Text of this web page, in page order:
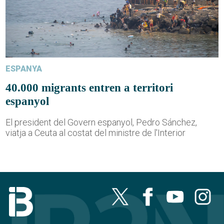
ESPANYA
40.000 migrants entren a territori
espanyol
El president del Govern espanyol, Pedro Sánchez,
viatja a Ceuta al costat del ministre de l'Interior